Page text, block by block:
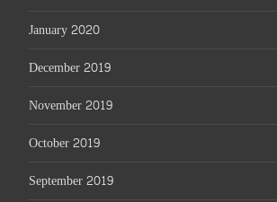
January 2020
December 2019
November 2019
October 2019
September 2019